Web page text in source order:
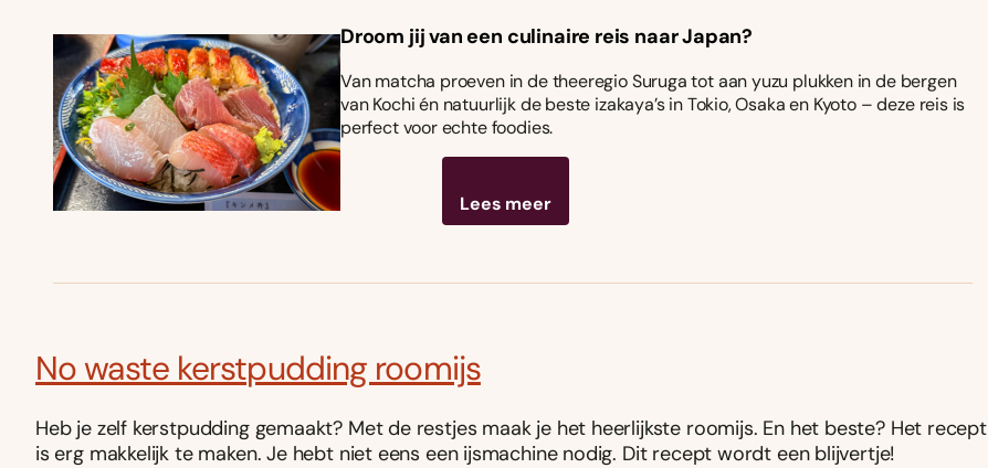
Droom jij van een culinaire reis naar Japan?
Van matcha proeven in de theeregio Suruga tot aan yuzu plukken in de bergen
van Kochi én natuurlijk de beste izakaya’s in Tokio, Osaka en Kyoto – deze reis is
perfect voor echte foodies.
Lees meer
No waste kerstpudding roomijs
Heb je zelf kerstpudding gemaakt? Met de restjes maak je het heerlijkste roomijs. En het beste? Het recept
is erg makkelijk te maken. Je hebt niet eens een ijsmachine nodig. Dit recept wordt een blijvertje!